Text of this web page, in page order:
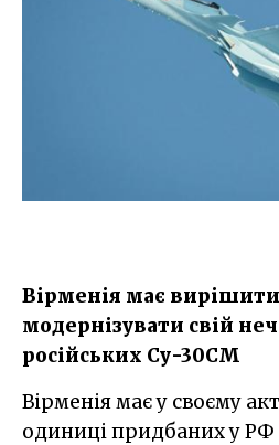
Вірменія має
модернізувати свій
російських Су-30СМ
Вірменія має у своєму активі чотири
одиниці придбаних у РФ